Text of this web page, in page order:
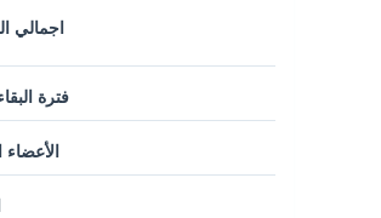
اجمالي
فترة
الأعضاء